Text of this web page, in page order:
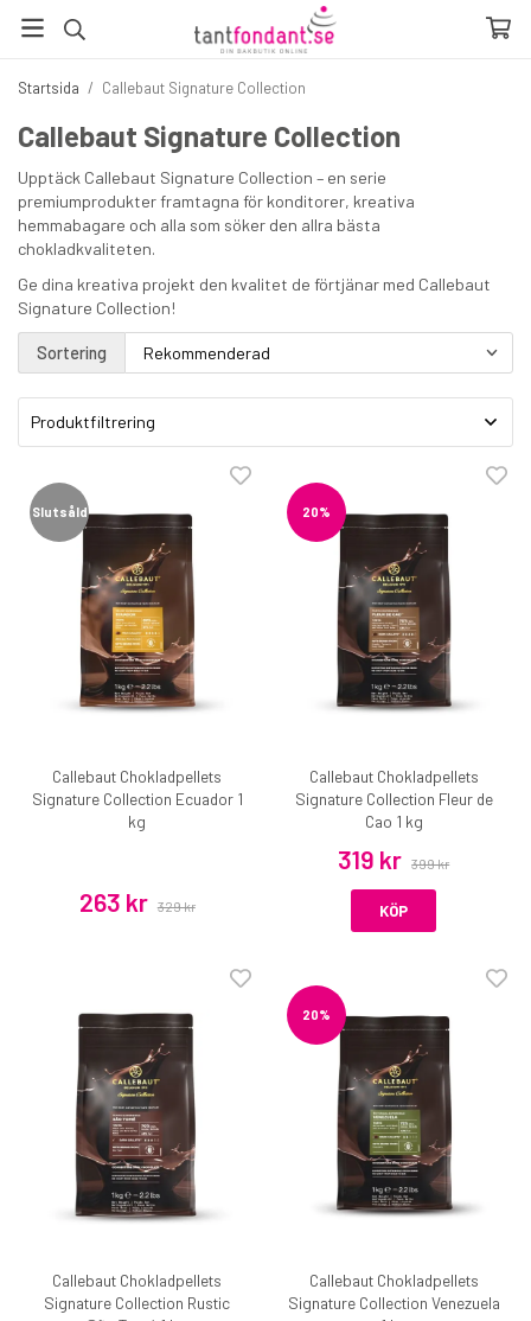
Startsida / Callebaut Signature Collection
Callebaut Signature Collection
Upptäck Callebaut Signature Collection – en serie
premiumprodukter framtagna för konditorer, kreativa
hemmabagare och alla som söker den allra bästa
chokladkvaliteten.
Ge dina kreativa projekt den kvalitet de förtjänar med Callebaut
Signature Collection!
Sortering
Produktfiltrering
Slutsåld
Callebaut Chokladpellets
Signature Collection Ecuador 1
kg
263 kr 329 kr
20%
Callebaut Chokladpellets
Signature Collection Fleur de
Cao 1 kg
319 kr 399 kr
KÖP
Callebaut Chokladpellets
Signature Collection Rustic
20%
Callebaut Chokladpellets
Signature Collection Venezuela